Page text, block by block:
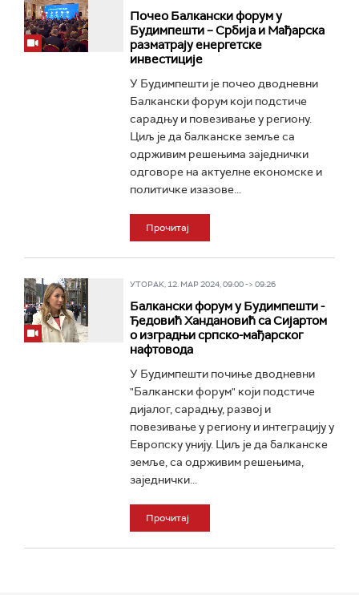
Почео Балкански форум у
Будимпешти – Србија и Мађарска
разматрају енергетске
инвестиције
У Будимпешти је почео дводневни
Балкански форум који подстиче
сарадњу и повезивање у региону.
Циљ је да балканске земље са
одрживим решењима заједнички
одговоре на актуелне економске и
политичке изазове...
Прочитај
УТОРАК, 12. МАР 2024, 09:00 -> 09:26
Балкански форум у Будимпешти -
Ђедовић Хандановић са Сијартом
о изградњи српско-мађарског
нафтовода
У Будимпешти почиње дводневни
"Балкански форум" који подстиче
дијалог, сарадњу, развој и
повезивање у региону и интеграцију у
Европску унију. Циљ је да балканске
земље, са одрживим решењима,
заједнички...
Прочитај